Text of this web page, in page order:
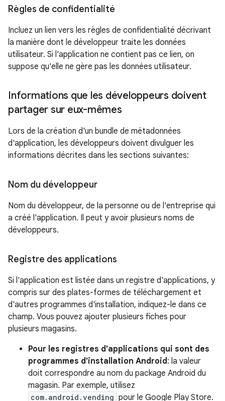
Règles de confidentialité
Incluez un lien vers les règles de confidentialité décrivant
la manière dont le développeur traite les données
utilisateur. Si l'application ne contient pas ce lien, on
suppose qu'elle ne gère pas les données utilisateur.
Informations que les développeurs doivent
partager sur eux-mêmes
Lors de la création d'un bundle de métadonnées
d'application, les développeurs doivent divulguer les
informations décrites dans les sections suivantes:
Nom du développeur
Nom du développeur, de la personne ou de l'entreprise qui
a créé l'application. Il peut y avoir plusieurs noms de
développeurs.
Registre des applications
Si l'application est listée dans un registre d'applications, y
compris sur des plates-formes de téléchargement et
d'autres programmes d'installation, indiquez-le dans ce
champ. Vous pouvez ajouter plusieurs fiches pour
plusieurs magasins.
Pour les registres d'applications qui sont des
programmes d'installation Android: la valeur
doit correspondre au nom du package Android du
magasin. Par exemple, utilisez
com.android.vending pour le Google Play Store.